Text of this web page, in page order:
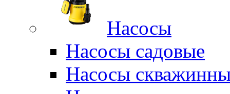
Насосы
Насосы садовые
Насосы